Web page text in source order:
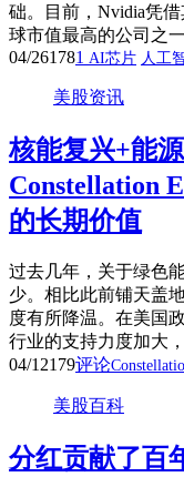
础。目前，Nvidia凭
球市值最高的公司之
04/261781 AI芯片 人工
美股资讯
核能复兴+能
Constellation
的长期价值
过去几年，关于绿色
少。相比此前铺天盖
度有所降温。在美国
行业的支持力度加大
04/12179评论
美股百科
分红贡献了百